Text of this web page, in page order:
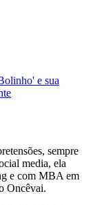
e sua
sempre
media, ela
e com MBA em
Oncêvai.